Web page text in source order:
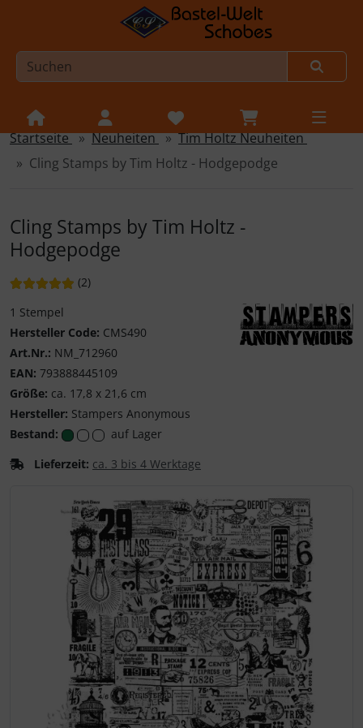
Sprungnavigation
Springe zur Navigation
Springe zum Inhalt
Springe zum Button für Einstellungen
Startseite Neuheiten
Tim Holtz Neuheiten
Cling Stamps by Tim Holtz - Hodgepodge
Cling Stamps by Tim Holtz -
Hodgepodge
Bewertung: 5 von 5 Sternen!
(2Bewertungen
)
1 Stempel
Hersteller Code: CMS490
Art.Nr.: NM_712960
EAN: 793888445109
Größe: ca. 17,8 x 21,6 cm
Hersteller: Stampers Anonymous
Bestand:
auf Lager
Lieferzeit: ca. 3 bis 4 Werktage